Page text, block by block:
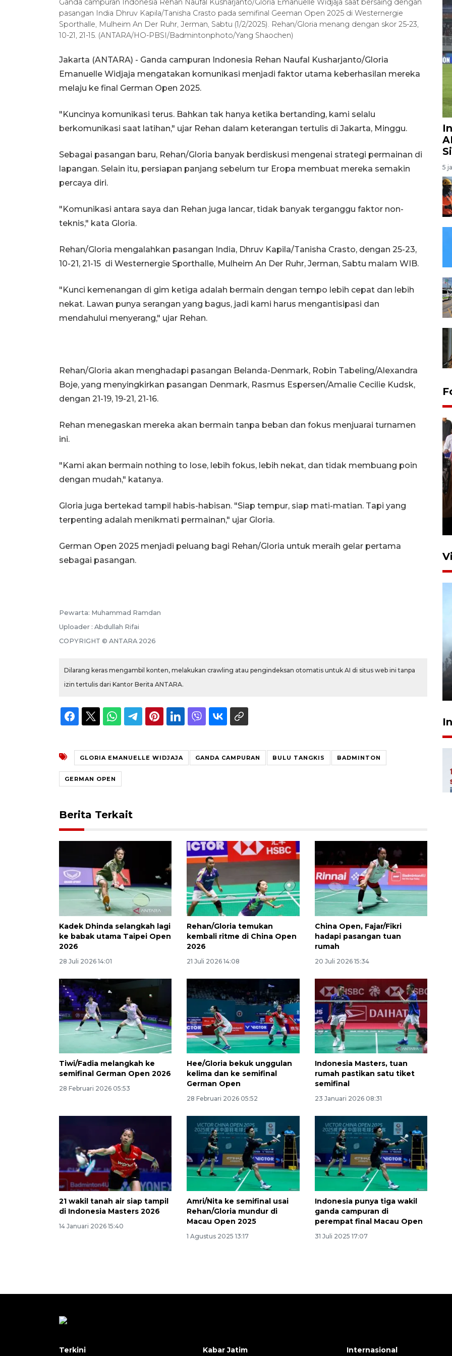
Ganda campuran Indonesia Rehan Naufal Kusharjanto/Gloria Emanuelle Widjaja saat bersaing dengan
pasangan India Dhruv Kapila/Tanisha Crasto pada semifinal Geeman Open 2025 di Westernergie
Sporthalle, Mulheim An Der Ruhr, Jerman, Sabtu (1/2/2025). Rehan/Gloria menang dengan skor 25-23,
10-21, 21-15. (ANTARA/HO-PBSI/Badmintonphoto/Yang Shaochen)
Jakarta (ANTARA) - Ganda campuran Indonesia Rehan Naufal Kusharjanto/Gloria
Emanuelle Widjaja mengatakan komunikasi menjadi faktor utama keberhasilan mereka
melaju ke final German Open 2025.
"Kuncinya komunikasi terus. Bahkan tak hanya ketika bertanding, kami selalu
berkomunikasi saat latihan," ujar Rehan dalam keterangan tertulis di Jakarta, Minggu.
Sebagai pasangan baru, Rehan/Gloria banyak berdiskusi mengenai strategi permainan di
lapangan. Selain itu, persiapan panjang sebelum tur Eropa membuat mereka semakin
percaya diri.
"Komunikasi antara saya dan Rehan juga lancar, tidak banyak terganggu faktor non-
teknis," kata Gloria.
Rehan/Gloria mengalahkan pasangan India, Dhruv Kapila/Tanisha Crasto, dengan 25-23,
10-21, 21-15 di Westernergie Sporthalle, Mulheim An Der Ruhr, Jerman, Sabtu malam WIB.
"Kunci kemenangan di gim ketiga adalah bermain dengan tempo lebih cepat dan lebih
nekat. Lawan punya serangan yang bagus, jadi kami harus mengantisipasi dan
mendahului menyerang," ujar Rehan.
Rehan/Gloria akan menghadapi pasangan Belanda-Denmark, Robin Tabeling/Alexandra
Boje, yang menyingkirkan pasangan Denmark, Rasmus Espersen/Amalie Cecilie Kudsk,
dengan 21-19, 19-21, 21-16.
Rehan menegaskan mereka akan bermain tanpa beban dan fokus menjuarai turnamen
ini.
"Kami akan bermain nothing to lose, lebih fokus, lebih nekat, dan tidak membuang poin
dengan mudah," katanya.
Gloria juga bertekad tampil habis-habisan. "Siap tempur, siap mati-matian. Tapi yang
terpenting adalah menikmati permainan," ujar Gloria.
German Open 2025 menjadi peluang bagi Rehan/Gloria untuk meraih gelar pertama
sebagai pasangan.
Pewarta: Muhammad Ramdan
Uploader : Abdullah Rifai
COPYRIGHT © ANTARA 2026
Dilarang keras mengambil konten, melakukan crawling atau pengindeksan otomatis untuk AI di situs web ini tanpa
izin tertulis dari Kantor Berita ANTARA.
GLORIA EMANUELLE WIDJAJA GANDA CAMPURAN BULU TANGKIS BADMINTON
GERMAN OPEN
Berita Terkait
Kadek Dhinda selangkah lagi
ke babak utama Taipei Open
2026
28 Juli 2026 14:01
Rehan/Gloria temukan
kembali ritme di China Open
2026
21 Juli 2026 14:08
China Open, Fajar/Fikri
hadapi pasangan tuan
rumah
20 Juli 2026 15:34
Tiwi/Fadia melangkah ke
semifinal German Open 2026
28 Februari 2026 05:53
Hee/Gloria bekuk unggulan
kelima dan ke semifinal
German Open
28 Februari 2026 05:52
Indonesia Masters, tuan
rumah pastikan satu tiket
semifinal
23 Januari 2026 08:31
21 wakil tanah air siap tampil
di Indonesia Masters 2026
14 Januari 2026 15:40
Amri/Nita ke semifinal usai
Rehan/Gloria mundur di
Macau Open 2025
1 Agustus 2025 13:17
Indonesia punya tiga wakil
ganda campuran di
perempat final Macau Open
31 Juli 2025 17:07
5
Presiden 2026
kebakaran Bromo
Ekonomi triwulan II-2026
tumbuh 5,29 persen
Terkini Kabar Jatim Internasional